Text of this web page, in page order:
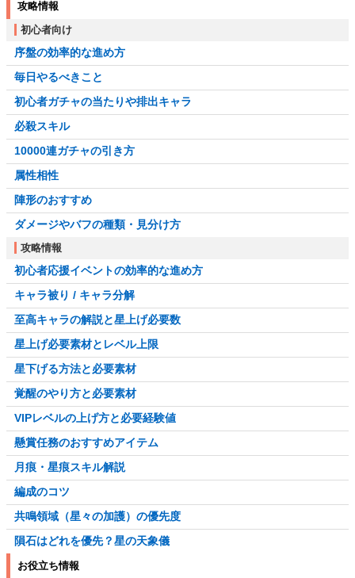
攻略情報
初心者向け
序盤の効率的な進め方
毎日やるべきこと
初心者ガチャの当たりや排出キャラ
必殺スキル
10000連ガチャの引き方
属性相性
陣形のおすすめ
ダメージやバフの種類・見分け方
攻略情報
初心者応援イベントの効率的な進め方
キャラ被り / キャラ分解
至高キャラの解説と星上げ必要数
星上げ必要素材とレベル上限
星下げる方法と必要素材
覚醒のやり方と必要素材
VIPレベルの上げ方と必要経験値
懸賞任務のおすすめアイテム
月痕・星痕スキル解説
編成のコツ
共鳴領域（星々の加護）の優先度
隕石はどれを優先？星の天象儀
お役立ち情報